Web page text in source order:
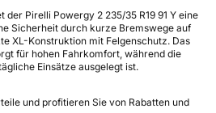
Pirelli Powergy 2 235/35 R19 91 Y eine
Sicherheit durch kurze Bremswege auf
XL-Konstruktion mit Felgenschutz. Das
für hohen Fahrkomfort, während die
Einsätze ausgelegt ist.
und profitieren Sie von Rabatten und